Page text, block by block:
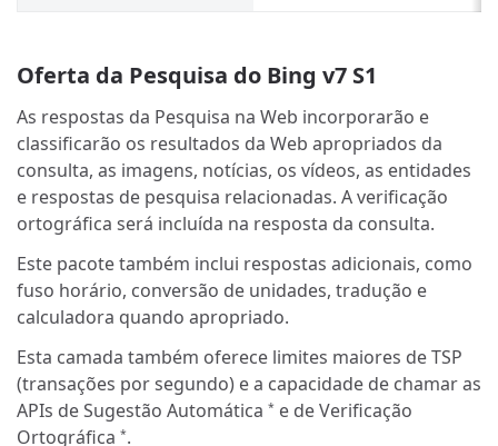
Oferta da Pesquisa do Bing v7 S1
As respostas da Pesquisa na Web incorporarão e
classificarão os resultados da Web apropriados da
consulta, as imagens, notícias, os vídeos, as entidades
e respostas de pesquisa relacionadas. A verificação
ortográfica será incluída na resposta da consulta.
Este pacote também inclui respostas adicionais, como
fuso horário, conversão de unidades, tradução e
calculadora quando apropriado.
Esta camada também oferece limites maiores de TSP
(transações por segundo) e a capacidade de chamar as
APIs de Sugestão Automática * e de Verificação
Ortográfica *.